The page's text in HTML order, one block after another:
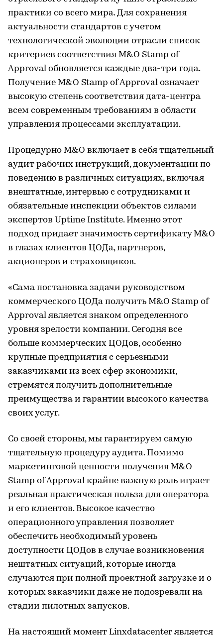
практики со всего мира. Для сохранения
актуальности стандартов с учетом
технологической эволюции отрасли список
критериев соответствия M&O Stamp of
Approval обновляется каждые два-три года.
Получение M&O Stamp of Approval означает
высокую степень соответствия дата-центра
всем современным требованиям в области
управления процессами эксплуатации.
Процедурно M&O включает в себя тщательный
аудит рабочих инструкций, документации по
поведению в различных ситуациях, включая
внештатные, интервью с сотрудниками и
обязательные инспекции объектов силами
экспертов Uptime Institute. Именно этот
подход придает значимость сертификату M&O
в глазах клиентов ЦОДа, партнеров,
акционеров и страховщиков.
«Сама постановка задачи руководством
коммерческого ЦОДа получить M&O Stamp of
Approval является знаком определенного
уровня зрелости компании. Сегодня все
больше коммерческих ЦОДов, особенно
крупные предприятия с серьезными
заказчиками из всех сфер экономики,
стремятся получить дополнительные
преимущества и гарантии высокого качества
своих услуг.
Со своей стороны, мы гарантируем самую
тщательную процедуру аудита. Помимо
маркетинговой ценности получения M&O
Stamp of Approval крайне важную роль играет
реальная практическая польза для оператора
и его клиентов. Высокое качество
операционного управления позволяет
обеспечить необходимый уровень
доступности ЦОДов в случае возникновения
нештатных ситуаций, которые иногда
случаются при полной проектной загрузке и о
которых заказчики даже не подозревали на
стадии пилотных запусков.
На настоящий момент Linxdatacenter является